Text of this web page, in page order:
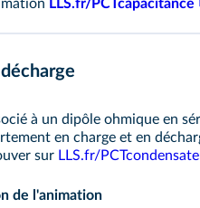
LLS.fr/PCTcapacitance
à un dipôle ohmique en
en charge et en
sur LLS.fr/
de l'animation